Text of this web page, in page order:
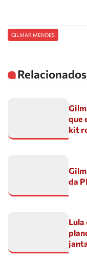
GILMAR MENDES
Relacionados
que
kit
da